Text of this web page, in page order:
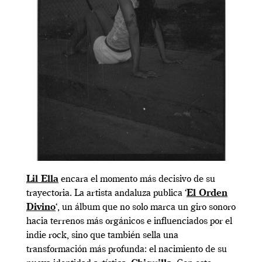
Lil Ella encara el momento más decisivo de su
trayectoria. La artista andaluza publica ‘El Orden
Divino‘, un álbum que no solo marca un giro sonoro
hacia terrenos más orgánicos e influenciados por el
indie rock, sino que también sella una
transformación más profunda: el nacimiento de su